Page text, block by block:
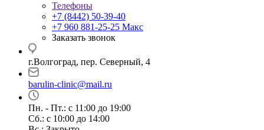
Телефоны
+7 (8442) 50-39-40
+7 960 881-25-25 Макс
Заказать звонок
г.Волгоград, пер. Северный, 4
barulin-clinic@mail.ru
Пн. - Пт.: с 11:00 до 19:00
Сб.: с 10:00 до 14:00